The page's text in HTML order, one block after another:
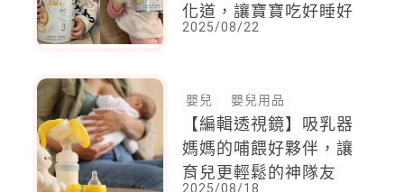
化道，讓寶寶吃好睡好
2025/08/22
嬰兒 嬰兒用品
【編輯透視鏡】吸乳器
媽媽的哺餵好夥伴，讓
育兒更輕鬆的神隊友
2025/08/18